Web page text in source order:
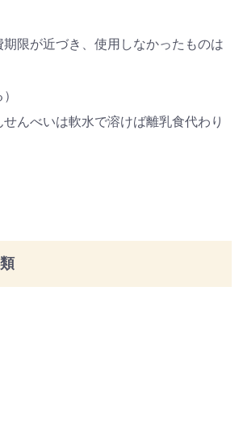
限が近づき、使用しなかったものは
んべいは軟水で溶けば離乳食代わり